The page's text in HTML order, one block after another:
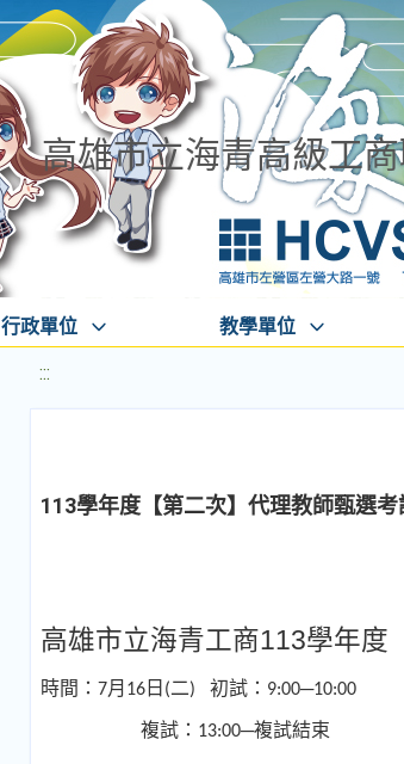
高雄市立海青高級工
行政單位 教學單位
:::
113學年度【第二次】代理教師甄選考
高雄市立海青工商113學年度
時間： 7月 16 日 (二) 初試： 9:00─10:00
複試： 13:00─複試結束